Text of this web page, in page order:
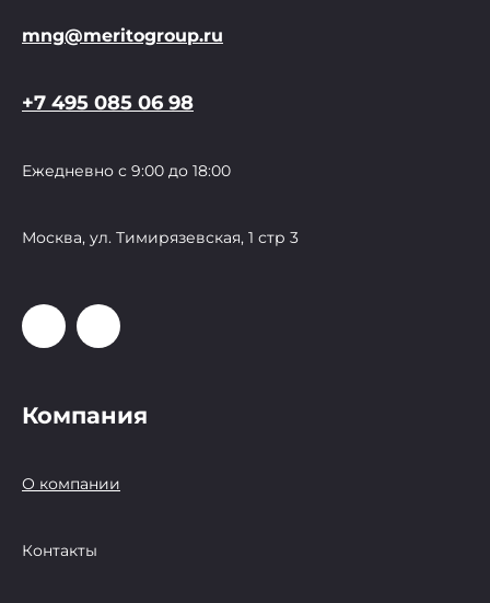
mng@meritogroup.ru
+7 495 085 06 98
Ежедневно с 9:00 до 18:00
Москва, ул. Тимирязевская, 1 стр 3
Компания
О компании
Контакты